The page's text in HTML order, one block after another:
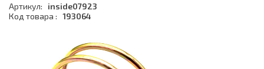
Артикул:
inside07923
Код товара : 193064